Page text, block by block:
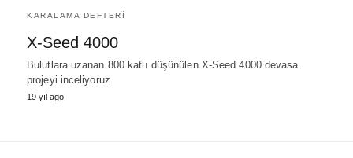
KARALAMA DEFTERİ
X-Seed 4000
Bulutlara uzanan 800 katlı düşünülen X-Seed 4000 devasa
projeyi inceliyoruz.
19 yıl ago